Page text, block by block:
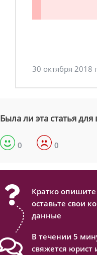
30 октября 2018
Была ли эта статья
0 0
Кратко
оставьте свои
данные
В течении 5
свяжется юрист